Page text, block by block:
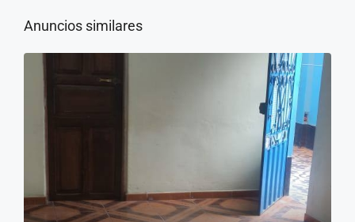
Anuncios similares